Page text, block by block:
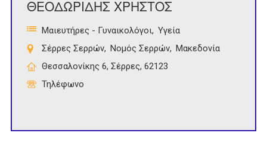
ΘΕΟΔΩΡΙΔΗΣ ΧΡΗΣΤΟΣ
Μαιευτήρες - Γυναικολόγοι Υγεία
Σέρρες Σερρών
Νομός Σερρών
Μακεδονία
Θεσσαλονίκης 6, Σέρρες, 62123
Τηλέφωνο